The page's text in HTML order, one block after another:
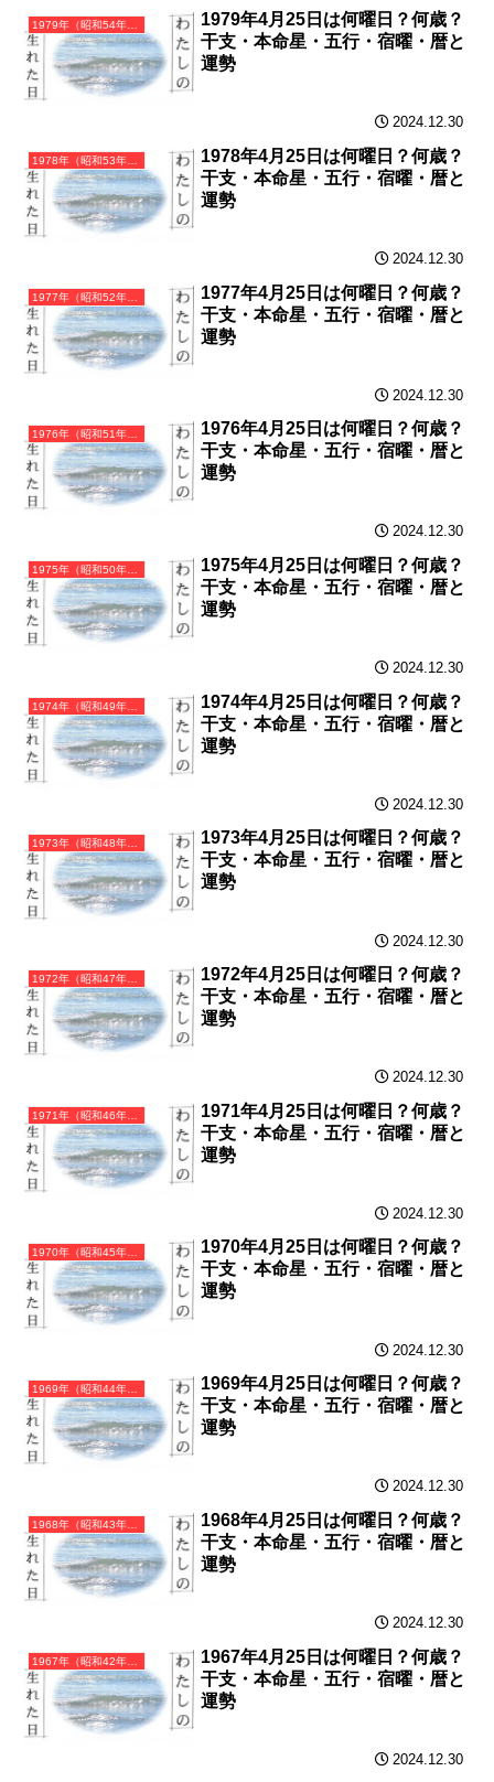
1979年（昭和54年）己未（つちのとひつじ）・未年（ひつじ年）カレンダー（月曜はじまり）
1979年4月25日は何曜日？何歳？
干支・本命星・五行・宿曜・暦と
運勢
2024.12.30
1978年（昭和53年）戊午（つちのえうま）・午年（うま年）カレンダー（月曜はじまり）
1978年4月25日は何曜日？何歳？
干支・本命星・五行・宿曜・暦と
運勢
2024.12.30
1977年（昭和52年）丁巳（ひのとみ）・巳年（へび年）カレンダー（月曜はじまり）
1977年4月25日は何曜日？何歳？
干支・本命星・五行・宿曜・暦と
運勢
2024.12.30
1976年（昭和51年）丙辰（ひのえたつ）・辰年（たつ年）カレンダー（月曜はじまり）
1976年4月25日は何曜日？何歳？
干支・本命星・五行・宿曜・暦と
運勢
2024.12.30
1975年（昭和50年）乙卯（きのとう）・卯年（うさぎ年）カレンダー（月曜はじまり）
1975年4月25日は何曜日？何歳？
干支・本命星・五行・宿曜・暦と
運勢
2024.12.30
1974年（昭和49年）甲寅（きのえとら）・寅年（とら年）カレンダー（月曜はじまり）
1974年4月25日は何曜日？何歳？
干支・本命星・五行・宿曜・暦と
運勢
2024.12.30
1973年（昭和48年）癸丑（みずのとうし）・丑年（うし年）カレンダー（月曜はじまり）
1973年4月25日は何曜日？何歳？
干支・本命星・五行・宿曜・暦と
運勢
2024.12.30
1972年（昭和47年）壬子（みずのえね）・子年（ねずみ年）カレンダー（月曜はじまり）
1972年4月25日は何曜日？何歳？
干支・本命星・五行・宿曜・暦と
運勢
2024.12.30
1971年（昭和46年）辛亥（かのとい）・亥年（いのしし年）カレンダー（月曜はじまり）
1971年4月25日は何曜日？何歳？
干支・本命星・五行・宿曜・暦と
運勢
2024.12.30
1970年（昭和45年）庚戌（かのえいぬ）・戌年（いぬ年）カレンダー（月曜はじまり）
1970年4月25日は何曜日？何歳？
干支・本命星・五行・宿曜・暦と
運勢
2024.12.30
1969年（昭和44年）己酉（つちのととり）・酉年（とり年）カレンダー（月曜はじまり）
1969年4月25日は何曜日？何歳？
干支・本命星・五行・宿曜・暦と
運勢
2024.12.30
1968年（昭和43年）戊申（つちのえさる）・申年（さる年）カレンダー（月曜はじまり）
1968年4月25日は何曜日？何歳？
干支・本命星・五行・宿曜・暦と
運勢
2024.12.30
1967年（昭和42年）丁未（ひのとひつじ）・未年（ひつじ年）カレンダー（月曜はじまり）
1967年4月25日は何曜日？何歳？
干支・本命星・五行・宿曜・暦と
運勢
2024.12.30